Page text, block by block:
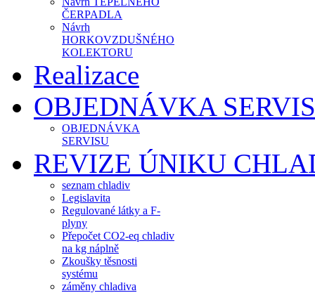
ČERPADLA
Návrh
HORKOVZDUŠNÉHO
KOLEKTORU
Realizace
OBJEDNÁVKA
OBJEDNÁVKA
SERVISU
REVIZE ÚNIKU
seznam chladiv
Legislavita
Regulované látky a F-
plyny
Přepočet CO2-eq chladiv
na kg náplně
Zkoušky těsnosti
systému
záměny chladiva